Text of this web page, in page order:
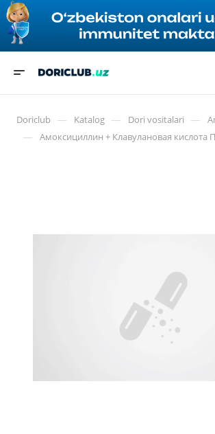
Doriclub — Katalog — Dori vositalari —
— Амоксициллин + Клавулановая кислота